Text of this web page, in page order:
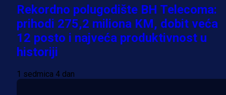
Rekordno polugodište BH Telecoma:
prihodi 275,2 miliona KM, dobit veća
12 posto i najveća produktivnost u
historiji
1 sedmica 4 dan